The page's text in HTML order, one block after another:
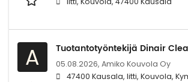
A Tuotantotyöntekijä Dinair
05.08.2026, Amiko Kouvola Oy
47400 Kausala, Iitti, Kouvola,